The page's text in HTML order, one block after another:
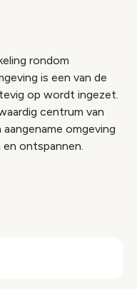
rondom
is een van de
op wordt ingezet.
centrum van
omgeving
ontspannen.